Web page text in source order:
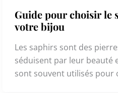
Guide pour choisir le
votre bijou
Les saphirs sont des
séduisent par leur beauté
sont souvent utilisés pour